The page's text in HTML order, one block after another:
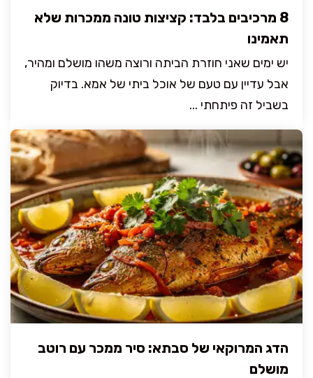
8 מרכיבים בלבד: קציצות טונה ממכרות שלא
תאמינו
יש ימים שאני חוזרת הביתה ורוצה משהו מושלם ומהיר,
אבל עדיין עם טעם של אוכל ביתי של אמא. בדיוק
בשביל זה פיתחתי ...
הדג המרוקאי של סבתא: סיר ממכר עם רוטב
מושלם